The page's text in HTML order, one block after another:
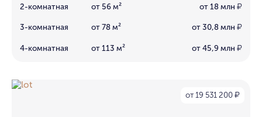
2-комнатная от 56 м² от 18 млн ₽
3-комнатная от 78 м² от 30,8 млн ₽
4-комнатная от 113 м² от 45,9 млн ₽
от 19 531 200 ₽